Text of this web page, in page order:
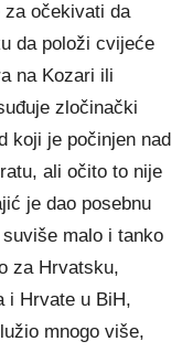
za očekivati da
da položi cvijeće
na Kozari ili
zločinački
koji je počinjen nad
ali očito to nije
je dao posebnu
malo i tanko
za Hrvatsku,
i Hrvate u BiH,
mnogo više,